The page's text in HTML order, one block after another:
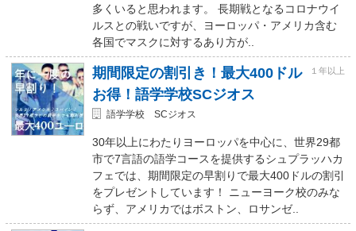
多くいると思われます。 長期戦となるコロナウイ
ルスとの戦いですが、ヨーロッパ・アメリカ含む
各国でマスクに対するあり方が..
期間限定の割引き！最大400ドル
お得！語学学校SCジオス
１年以上
語学学校 SCジオス
30年以上にわたりヨーロッパを中心に、世界29都
市で7言語の語学コースを提供するシュプラッハカ
フェでは、期間限定の早割りで最大400ドルの割引
をプレゼントしています！ ニューヨーク校のみな
らず、アメリカではボストン、ロサンゼ..